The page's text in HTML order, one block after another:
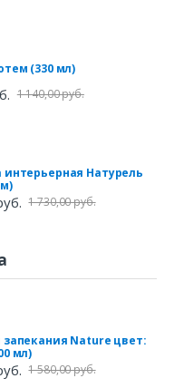
(330 мл)
1 140,00 руб.
интерьерная Натурель
1 730,00 руб.
Nature цвет:
мл)
1 580,00 руб.